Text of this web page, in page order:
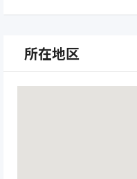
所在地区